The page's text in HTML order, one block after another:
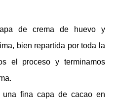
de crema de huevo y
bien repartida por toda la
el proceso y terminamos
una fina capa de cacao en